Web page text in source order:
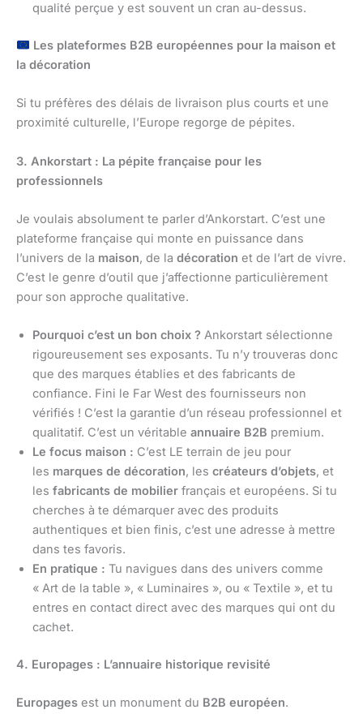
qualité perçue y est souvent un cran au-dessus.
Les plateformes B2B européennes pour la maison et
la décoration
Si tu préfères des délais de livraison plus courts et une
proximité culturelle, l’Europe regorge de pépites.
3. Ankorstart : La pépite française pour les
professionnels
Je voulais absolument te parler d’Ankorstart. C’est une
plateforme française qui monte en puissance dans
l’univers de la maison, de la décoration et de l’art de vivre.
C’est le genre d’outil que j’affectionne particulièrement
pour son approche qualitative.
Pourquoi c’est un bon choix ? Ankorstart sélectionne
rigoureusement ses exposants. Tu n’y trouveras donc
que des marques établies et des fabricants de
confiance. Fini le Far West des fournisseurs non
vérifiés ! C’est la garantie d’un réseau professionnel et
qualitatif. C’est un véritable annuaire B2B premium.
Le focus maison : C’est LE terrain de jeu pour
les marques de décoration, les créateurs d’objets, et
les fabricants de mobilier français et européens. Si tu
cherches à te démarquer avec des produits
authentiques et bien finis, c’est une adresse à mettre
dans tes favoris.
En pratique : Tu navigues dans des univers comme
« Art de la table », « Luminaires », ou « Textile », et tu
entres en contact direct avec des marques qui ont du
cachet.
4. Europages : L’annuaire historique revisité
Europages est un monument du B2B européen.